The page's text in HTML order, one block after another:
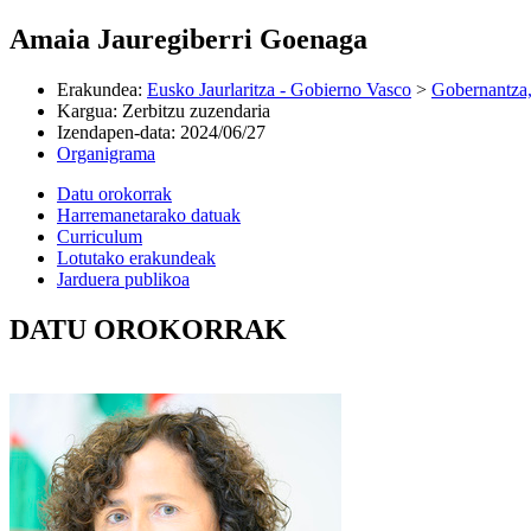
Amaia Jauregiberri Goenaga
Erakundea: Eusko Jaurlaritza - Gobierno Vasco >
Kargua: Zerbitzu zuzendaria
Izendapen-data: 2024/06/27
Organigrama
Datu orokorrak
Harremanetarako datuak
Curriculum
Lotutako erakundeak
Jarduera publikoa
DATU OROKORRAK